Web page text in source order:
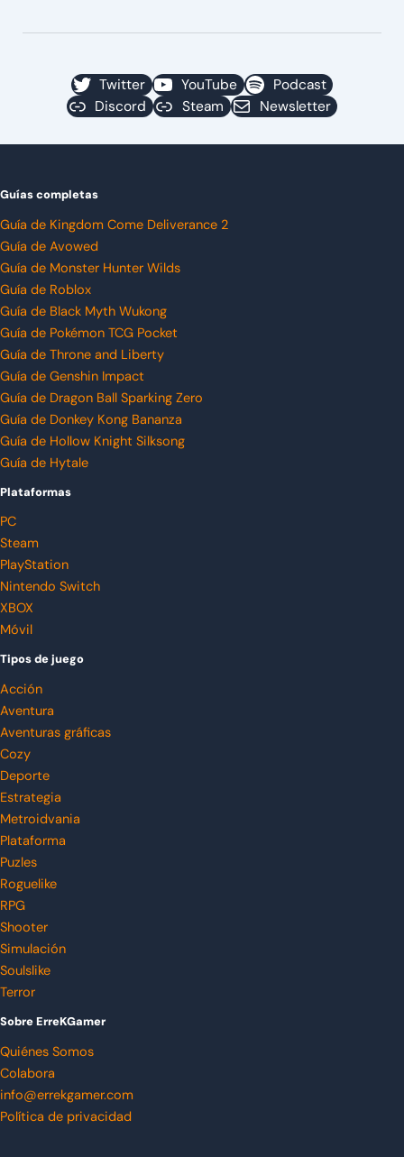
Twitter YouTube
Podcast
Discord
Steam Newsletter
Guías completas
Guía de Kingdom Come Deliverance 2
Guía de Avowed
Guía de Monster Hunter Wilds
Guía de Roblox
Guía de Black Myth Wukong
Guía de Pokémon TCG Pocket
Guía de Throne and Liberty
Guía de Genshin Impact
Guía de Dragon Ball Sparking Zero
Guía de Donkey Kong Bananza
Guía de Hollow Knight Silksong
Guía de Hytale
Plataformas
PC
Steam
PlayStation
Nintendo Switch
XBOX
Móvil
Tipos de juego
Acción
Aventura
Aventuras gráficas
Cozy
Deporte
Estrategia
Metroidvania
Plataforma
Puzles
Roguelike
RPG
Shooter
Simulación
Soulslike
Terror
Sobre ErreKGamer
Quiénes Somos
Colabora
info@errekgamer.com
Política de privacidad